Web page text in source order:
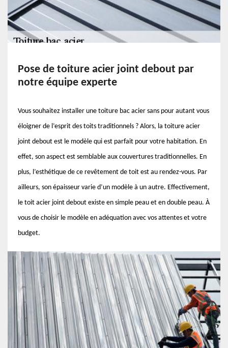
Pose de toiture acier joint debout par
notre équipe experte
Vous souhaitez installer une toiture bac acier sans pour autant vous
éloigner de l’esprit des toits traditionnels ? Alors, la toiture acier
joint debout est le modèle qui est parfait pour votre habitation. En
effet, son aspect est semblable aux couvertures traditionnelles. En
plus, l’esthétique de ce revêtement de toit est au rendez-vous. Par
ailleurs, son épaisseur varie d’un modèle à un autre. Effectivement,
le toit acier joint debout existe en simple peau et en double peau. À
vous de choisir le modèle en adéquation avec vos attentes et votre
budget.